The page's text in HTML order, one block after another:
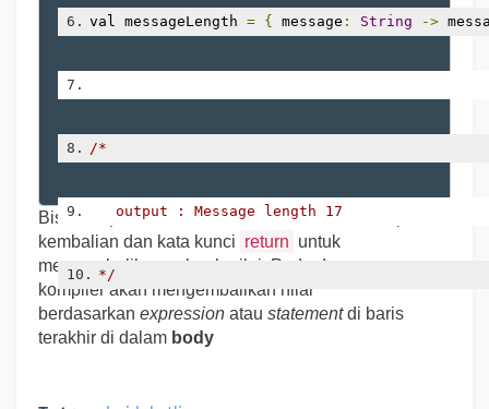
val messageLength = { message : String ->
/*
output : Message length 17
*/
Bisa kita perhatikan, kita tidak membutuhkan tipe
kembalian dan kata kunci return untuk
mengembalikan sebuah nilai. Pada dasarnya,
kompiler akan mengembalikan nilai
berdasarkan expression atau statementdi baris
terakhir di dalam body